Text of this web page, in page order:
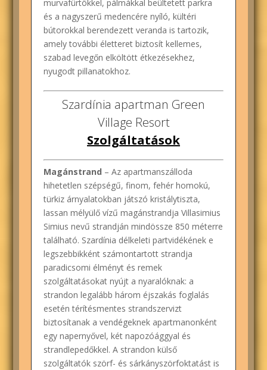
murvafürtökkel, pálmákkal beültetett parkra
és a nagyszerű medencére nyíló, kültéri
bútorokkal berendezett veranda is tartozik,
amely további életteret biztosít kellemes,
szabad levegőn elköltött étkezésekhez,
nyugodt pillanatokhoz.
Szardínia apartman Green
Village Resort
Szolgáltatások
Magánstrand – Az apartmanszálloda
hihetetlen szépségű, finom, fehér homokú,
türkiz árnyalatokban játszó kristálytiszta,
lassan mélyülő vízű magánstrandja Villasimius
Simius nevű strandján mindössze 850 méterre
található. Szardínia délkeleti partvidékének e
legszebbikként számontartott strandja
paradicsomi élményt és remek
szolgáltatásokat nyújt a nyaralóknak: a
strandon legalább három éjszakás foglalás
esetén térítésmentes strandszervizt
biztosítanak a vendégeknek apartmanonként
egy napernyővel, két napozóággyal és
strandlepedőkkel. A strandon külső
szolgáltatók szörf- és sárkányszörfoktatást is